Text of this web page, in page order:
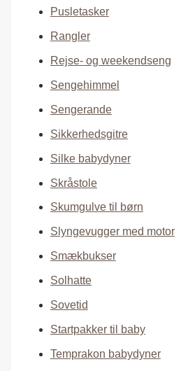
Pusletasker
Rangler
Rejse- og weekendseng
Sengehimmel
Sengerande
Sikkerhedsgitre
Silke babydyner
Skråstole
Skumgulve til børn
Slyngevugger med motor
Smækbukser
Solhatte
Sovetid
Startpakker til baby
Temprakon babydyner